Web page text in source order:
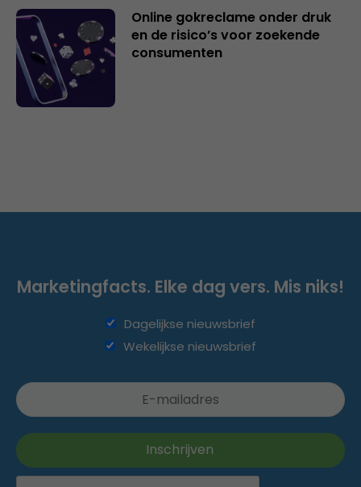
Online gokreclame onder druk
en de risico’s voor zoekende
consumenten
Marketingfacts. Elke dag vers. Mis niks!
Dagelijkse nieuwsbrief
Wekelijkse nieuwsbrief